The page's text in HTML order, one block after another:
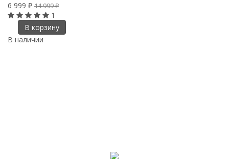
6 999 ₽ 14 999₽
1
В корзину
В наличии